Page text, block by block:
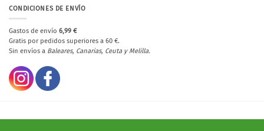
CONDICIONES DE ENVÍO
Gastos de envío 6,99 €
Gratis por pedidos superiores a 60 €.
Sin envíos a Baleares, Canarias, Ceuta y Melilla.